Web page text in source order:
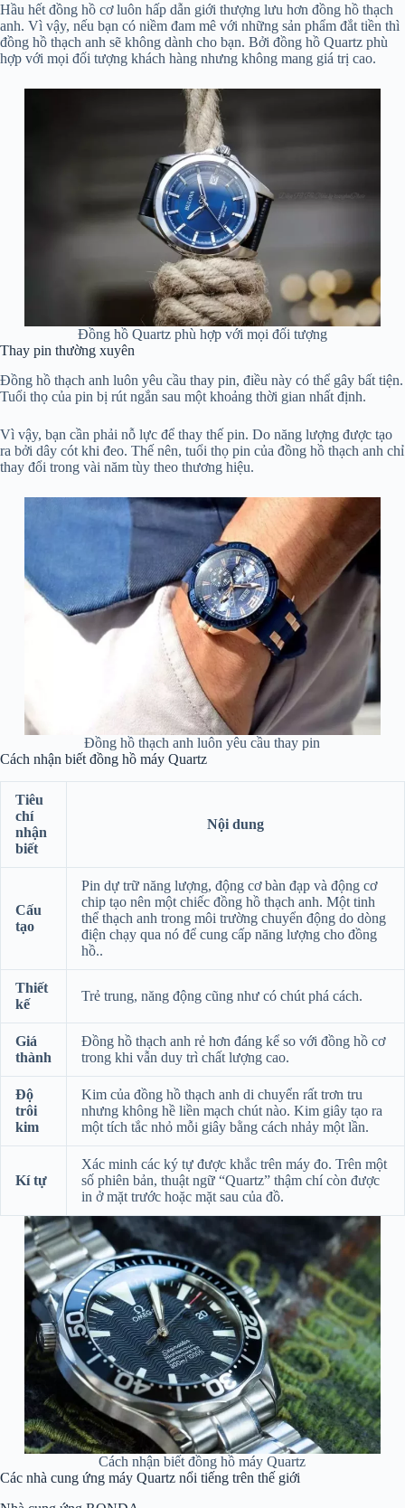
Hầu hết đồng hồ cơ luôn hấp dẫn giới thượng lưu hơn đồng hồ thạch
anh. Vì vậy, nếu bạn có niềm đam mê với những sản phẩm đắt tiền thì
đồng hồ thạch anh sẽ không dành cho bạn. Bởi đồng hồ Quartz phù
hợp với mọi đối tượng khách hàng nhưng không mang giá trị cao.
Đồng hồ Quartz phù hợp với mọi đối tượng
Thay pin thường xuyên
Đồng hồ thạch anh luôn yêu cầu thay pin, điều này có thể gây bất tiện.
Tuổi thọ của pin bị rút ngắn sau một khoảng thời gian nhất định.
Vì vậy, bạn cần phải nỗ lực để thay thế pin. Do năng lượng được tạo
ra bởi dây cót khi đeo. Thế nên, tuổi thọ pin của đồng hồ thạch anh chỉ
thay đổi trong vài năm tùy theo thương hiệu.
Đồng hồ thạch anh luôn yêu cầu thay pin
Cách nhận biết đồng hồ máy Quartz
Tiêu
chí
nhận
biết
Nội dung
Cấu
tạo
Pin dự trữ năng lượng, động cơ bàn đạp và động cơ
chip tạo nên một chiếc đồng hồ thạch anh. Một tinh
thể thạch anh trong môi trường chuyển động do dòng
điện chạy qua nó để cung cấp năng lượng cho đồng
hồ..
Thiết
kế
Trẻ trung, năng động cũng như có chút phá cách.
Giá
thành
Đồng hồ thạch anh rẻ hơn đáng kể so với đồng hồ cơ
trong khi vẫn duy trì chất lượng cao.
Độ
trôi
kim
Kim của đồng hồ thạch anh di chuyển rất trơn tru
nhưng không hề liền mạch chút nào. Kim giây tạo ra
một tích tắc nhỏ mỗi giây bằng cách nhảy một lần.
Kí tự
Xác minh các ký tự được khắc trên máy đo. Trên một
số phiên bản, thuật ngữ “Quartz” thậm chí còn được
in ở mặt trước hoặc mặt sau của đồ.
Cách nhận biết đồng hồ máy Quartz
Các nhà cung ứng máy Quartz nổi tiếng trên thế giới